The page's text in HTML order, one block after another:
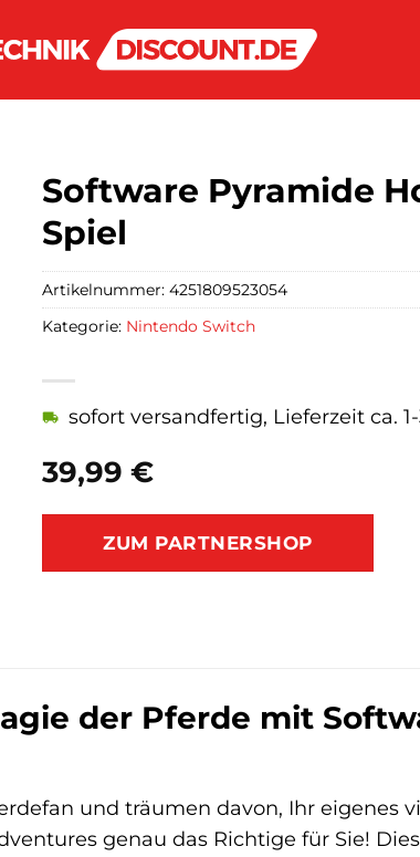
Software Pyramide
Spiel
39,99 €
sofort versandfertig, Lieferzeit ca.
ZUM PARTNERSHOP
Artikelnummer: 4251809523054
Kategorie: Nintendo Switch
der Pferde mit
und träumen davon, Ihr eigenes
genau das Richtige für Sie!